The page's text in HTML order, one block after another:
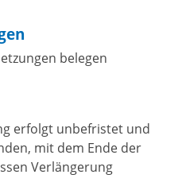
belegen
erfolgt unbefristet und
mit dem Ende der
Verlängerung